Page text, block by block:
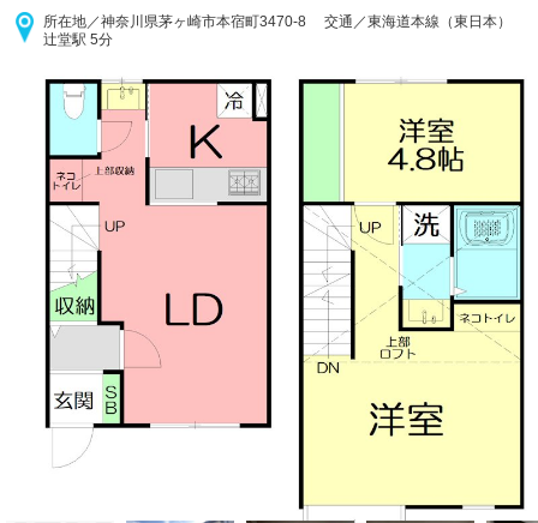
所在地／神奈川県茅ヶ崎市本宿町3470-8 交通／東海道本線（東日本）
辻堂駅 5分